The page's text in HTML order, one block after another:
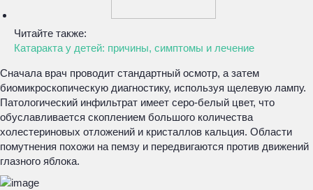
Читайте также:
Катаракта у детей: причины, симптомы и лечение
Сначала врач проводит стандартный осмотр, а затем
биомикроскопическую диагностику, используя щелевую лампу.
Патологический инфильтрат имеет серо-белый цвет, что
обуславливается скоплением большого количества
холестериновых отложений и кристаллов кальция. Области
помутнения похожи на пемзу и передвигаются против движений
глазного яблока.